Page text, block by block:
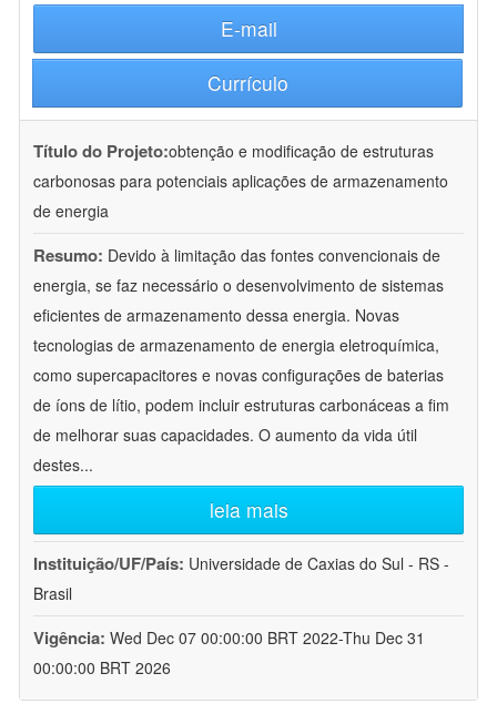
E-mail
Currículo
Título do Projeto:obtenção e modificação de estruturas
carbonosas para potenciais aplicações de armazenamento
de energia
Resumo: Devido à limitação das fontes convencionais de
energia, se faz necessário o desenvolvimento de sistemas
eficientes de armazenamento dessa energia. Novas
tecnologias de armazenamento de energia eletroquímica,
como supercapacitores e novas configurações de baterias
de íons de lítio, podem incluir estruturas carbonáceas a fim
de melhorar suas capacidades. O aumento da vida útil
destes...
leia mais
Instituição/UF/País: Universidade de Caxias do Sul - RS -
Brasil
Vigência: Wed Dec 07 00:00:00 BRT 2022-Thu Dec 31
00:00:00 BRT 2026